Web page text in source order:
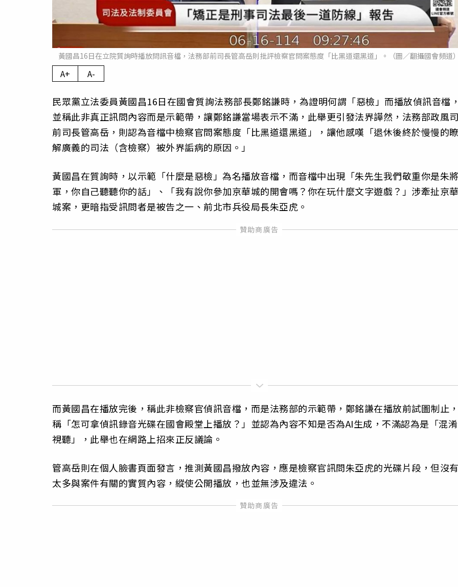
黃國昌16日在立院質詢時播放問訊音檔，法務部前司長管高岳則批評檢察官問案態度「比黑道還黑道」。（圖／翻攝國會頻道
A+ A-
民眾黨立法委員黃國昌16日在國會質詢法務部長鄭銘謙時，為證明何謂「惡檢」而播放偵訊音檔
並稱此非真正訊問內容而是示範帶，讓鄭銘謙當場表示不滿，此舉更引發法界譁然，法務部政風
前司長管高岳，則認為音檔中檢察官問案態度「比黑道還黑道」，讓他感嘆「退休後終於慢慢的
解廣義的司法（含檢察）被外界詬病的原因。」
黃國昌在質詢時，以示範「什麼是惡檢」為名播放音檔，而音檔中出現「朱先生我們敬重你是朱
軍，你自己聽聽你的話」、「我有說你參加京華城的開會嗎？你在玩什麼文字遊戲？」涉牽扯京
城案，更暗指受訊問者是被告之一、前北市兵役局長朱亞虎。
而黃國昌在播放完後，稱此非檢察官偵訊音檔，而是法務部的示範帶，鄭銘謙在播放前試圖制止
稱「怎可拿偵訊錄音光碟在國會殿堂上播放？」並認為內容不知是否為AI生成，不滿認為是「混淆
視聽」，此舉也在網路上招來正反議論。
管高岳則在個人臉書頁面發言，推測黃國昌撥放內容，應是檢察官訊問朱亞虎的光碟片段，但沒
太多與案件有關的實質內容，縱使公開播放，也並無涉及違法。